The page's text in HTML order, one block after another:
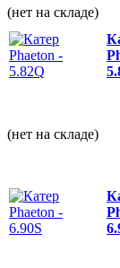
(нет на складе)
(нет на складе)